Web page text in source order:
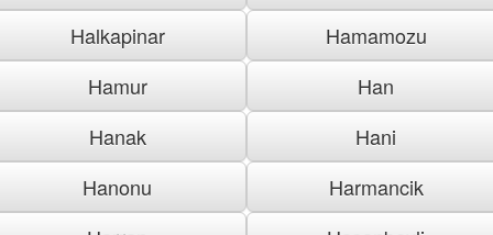
Halkapinar
Hamamozu
Hamur
Han
Hanak
Hani
Hanonu
Harmancik